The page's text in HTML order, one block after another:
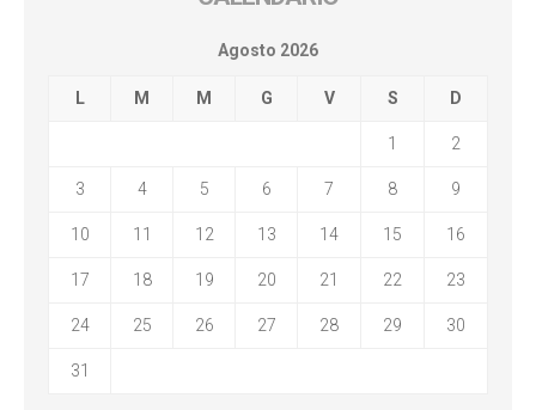
Agosto 2026
L M M G V S D
1 2
3 4 5 6 7 8 9
10 11 12 13 14 15 16
17 18 19 20 21 22 23
24 25 26 27 28 29 30
31